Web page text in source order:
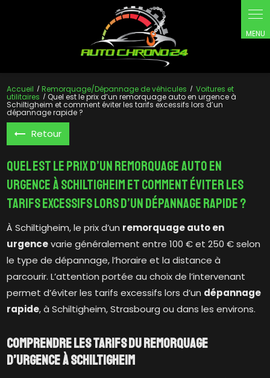
Accueil Remorquage/Dépannage de véhicules Voitures et
utilitaires Quel est le prix d’un remorquage auto en urgence à
Schiltigheim et comment éviter les tarifs excessifs lors d’un
dépannage rapide ?
Retour
Quel est le prix d’un remorquage auto en
urgence à Schiltigheim et comment éviter les
tarifs excessifs lors d’un dépannage rapide ?
À Schiltigheim, le prix d’un remorquage auto en
urgencevarie généralement entre 100 € et 250 € selon
le type de dépannage, l’horaire et la distance à
parcourir. L’attention portée au choix de l’intervenant
permet d’éviter les tarifs excessifs lors d’un dépannage
rapide, à Schiltigheim, Strasbourg ou dans les environs.
Comprendre les tarifs du remorquage
d’urgence à Schiltigheim
Panneau de gestion des cookies